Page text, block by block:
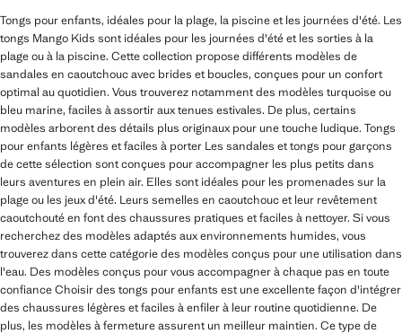
Tongs pour enfants, idéales pour la plage, la piscine et les journées d'été. Les
tongs Mango Kids sont idéales pour les journées d'été et les sorties à la
plage ou à la piscine. Cette collection propose différents modèles de
sandales en caoutchouc avec brides et boucles, conçues pour un confort
optimal au quotidien. Vous trouverez notamment des modèles turquoise ou
bleu marine, faciles à assortir aux tenues estivales. De plus, certains
modèles arborent des détails plus originaux pour une touche ludique. Tongs
pour enfants légères et faciles à porter Les sandales et tongs pour garçons
de cette sélection sont conçues pour accompagner les plus petits dans
leurs aventures en plein air. Elles sont idéales pour les promenades sur la
plage ou les jeux d'été. Leurs semelles en caoutchouc et leur revêtement
caoutchouté en font des chaussures pratiques et faciles à nettoyer. Si vous
recherchez des modèles adaptés aux environnements humides, vous
trouverez dans cette catégorie des modèles conçus pour une utilisation dans
l'eau. Des modèles conçus pour vous accompagner à chaque pas en toute
confiance Choisir des tongs pour enfants est une excellente façon d'intégrer
des chaussures légères et faciles à enfiler à leur routine quotidienne. De
plus, les modèles à fermeture assurent un meilleur maintien. Ce type de